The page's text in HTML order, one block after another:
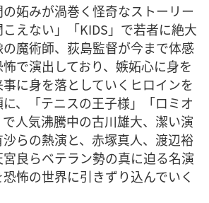
妬みが渦巻く怪奇なストーリー
えない」「KIDS」で若者に絶大
魔術師、荻島監督が今まで体感
で演出しており、嫉妬心に身を
に身を落としていくヒロインを
、「テニスの王子様」「ロミオ
人気沸騰中の古川雄大、潔い演
らの熱演と、赤塚真人、渡辺裕
良らベテラン勢の真に迫る名演
怖の世界に引きずり込んでいく